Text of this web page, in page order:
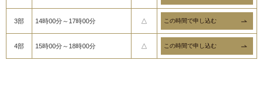
3部 14時00分～17時00分 △
4部 15時00分～18時00分 △